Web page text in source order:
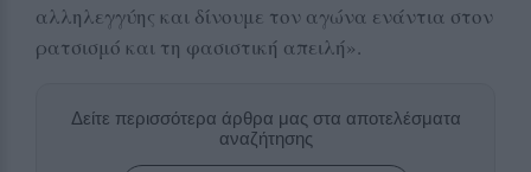
αλληλεγγύης και δίνουμε τον αγώνα ενάντια στον
ρατσισμό και τη φασιστική απειλή».
Δείτε περισσότερα άρθρα μας στα αποτελέσματα
αναζήτησης